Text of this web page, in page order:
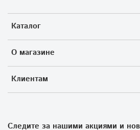
Каталог
О магазине
Клиентам
Следите за нашими акциями и